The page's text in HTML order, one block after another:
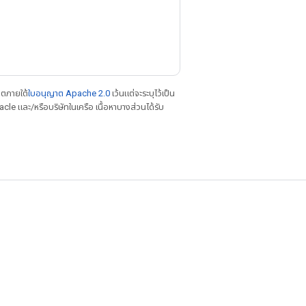
ภายใต้ใบอนุญาต Apache 2.0 เว้นแต่จะระบุไว้เป็น
และ/หรือบริษัทในเครือ เนื้อหาบางส่วนได้รับ